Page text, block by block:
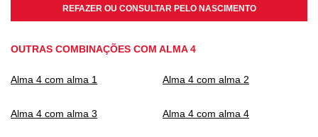
REFAZER OU CONSULTAR PELO NASCIMENTO
OUTRAS COMBINAÇÕES COM ALMA 4
Alma 4 com alma 1 Alma 4 com alma 2
Alma 4 com alma 3 Alma 4 com alma 4